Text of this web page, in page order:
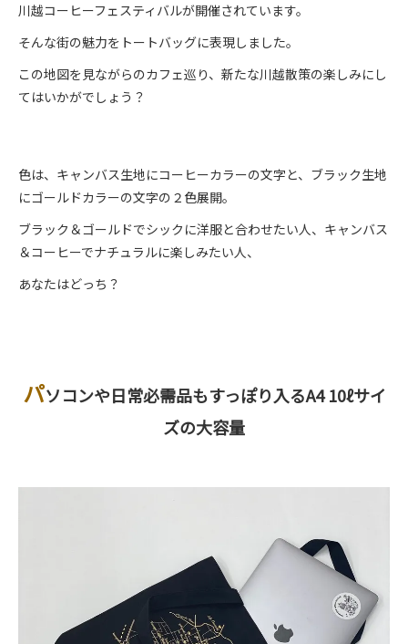
川越コーヒーフェスティバルが開催されています。
そんな街の魅力をトートバッグに表現しました。
この地図を見ながらのカフェ巡り、新たな川越散策の楽しみにし
てはいかがでしょう？
色は、キャンバス生地にコーヒーカラーの文字と、ブラック生地
にゴールドカラーの文字の２色展開。
ブラック＆ゴールドでシックに洋服と合わせたい人、キャンバス
＆コーヒーでナチュラルに楽しみたい人、
あなたはどっち？
パソコンや日常必需品もすっぽり入るA4 10ℓサイ
ズの大容量